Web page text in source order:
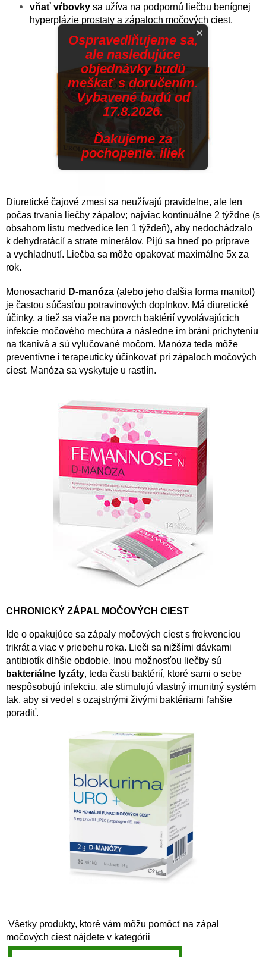
vňať vŕbovky sa užíva na podpornú liečbu benígnej
hyperplázie prostaty a zápaloch močových ciest.
Diuretické čajové zmesi sa neužívajú pravidelne, ale len
počas trvania liečby zápalov; najviac kontinuálne 2 týždne (s
obsahom listu medvedice len 1 týždeň), aby nedochádzalo
k dehydratácií a strate minerálov. Pijú sa hneď po príprave
a vychladnutí. Liečba sa môže opakovať maximálne 5x za
rok.
Monosacharid D-manóza (alebo jeho ďalšia forma manitol)
je častou súčasťou potravinových doplnkov. Má diuretické
účinky, a tiež sa viaže na povrch baktérií vyvolávajúcich
infekcie močového mechúra a následne im bráni prichyteniu
na tkanivá a sú vylučované močom. Manóza teda môže
preventívne i terapeuticky účinkovať pri zápaloch močových
ciest. Manóza sa vyskytuje u rastlín.
CHRONICKÝ ZÁPAL MOČOVÝCH CIEST
Ide o opakujúce sa zápaly močových ciest s frekvenciou
trikrát a viac v priebehu roka. Lieči sa nižšími dávkami
antibiotík dlhšie obdobie. Inou možnosťou liečby sú
bakteriálne lyzáty, teda časti baktérií, ktoré sami o sebe
nespôsobujú infekciu, ale stimulujú vlastný imunitný systém
tak, aby si vedel s ozajstnými živými baktériami ľahšie
poradiť.
Všetky produkty, ktoré vám môžu pomôcť na zápal
močových ciest nájdete v kategórii
×
Ospravedlňujeme sa,
ale nasledujúce
objednávky budú
meškať s doručením.
Vybavené budú od
17.8.2026.
Ďakujeme za
pochopenie. iliek